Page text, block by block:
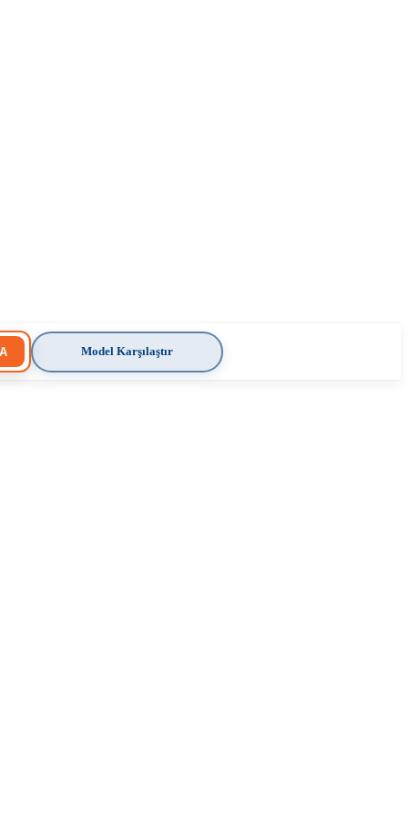
Model Karşılaştır